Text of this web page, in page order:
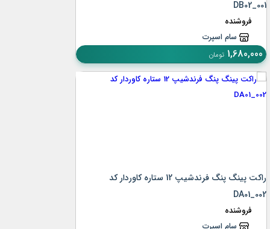
DB02_001
فروشنده
سام اسپرت
1,680,000 تومان
راکت پینگ پنگ فرندشیپ 12 ستاره کاوردار کد
DA01_002
فروشنده
سام اسپرت